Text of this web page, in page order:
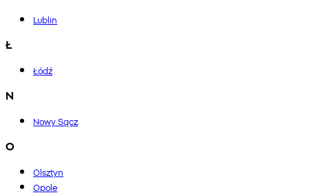
Lublin
Ł
Łódź
N
Nowy Sącz
O
Olsztyn
Opole